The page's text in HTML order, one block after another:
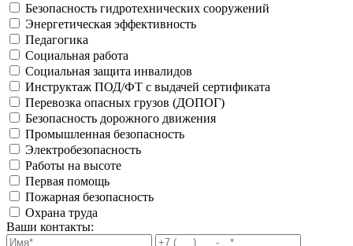
Безопасность гидротехнических сооружений
Энергетическая эффективность
Педагогика
Социальная работа
Социальная защита инвалидов
Инструктаж ПОД/ФТ с выдачей сертификата
Перевозка опасных грузов (ДОПОГ)
Безопасность дорожного движения
Промышленная безопасность
Электробезопасность
Работы на высоте
Первая помощь
Пожарная безопасность
Охрана труда
Ваши контакты: